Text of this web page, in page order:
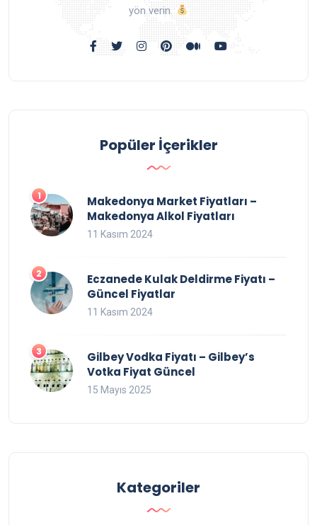
yön verin.
Popüler İçerikler
Makedonya Market Fiyatları –
Makedonya Alkol Fiyatları
11 Kasım 2024
Eczanede Kulak Deldirme Fiyatı –
Güncel Fiyatlar
11 Kasım 2024
Gilbey Vodka Fiyatı – Gilbey’s
Votka Fiyat Güncel
15 Mayıs 2025
Kategoriler